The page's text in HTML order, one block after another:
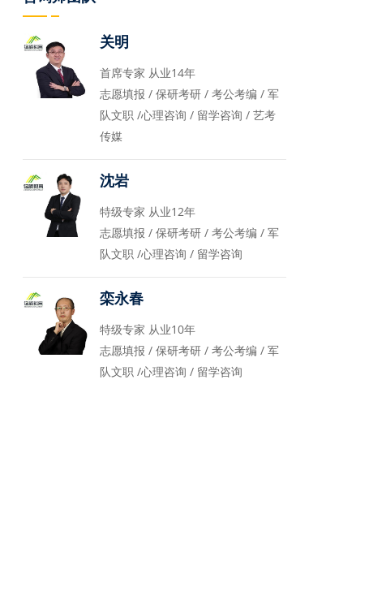
关明
首席专家 从业14年
志愿填报 / 保研考研 / 考公考编 / 军
队文职 /心理咨询 / 留学咨询 / 艺考
传媒
沈岩
特级专家 从业12年
志愿填报 / 保研考研 / 考公考编 / 军
队文职 /心理咨询 / 留学咨询
栾永春
特级专家 从业10年
志愿填报 / 保研考研 / 考公考编 / 军
队文职 /心理咨询 / 留学咨询